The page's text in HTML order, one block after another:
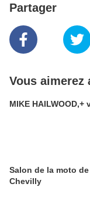
Partager
Vous aimerez
MIKE
Salon de la moto
Chevilly